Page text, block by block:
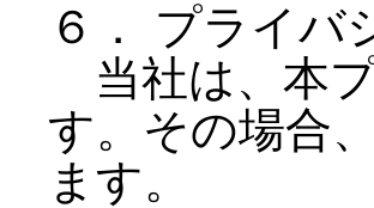
６． プライバ
当社は、本
す。その場合
ます。